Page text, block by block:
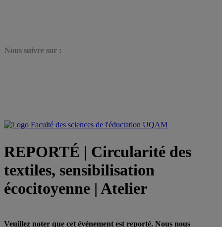
Nous suivre sur :
REPORTÉ | Circularité des
textiles, sensibilisation
écocitoyenne | Atelier
Veuillez noter que cet événement est reporté. Nous nous